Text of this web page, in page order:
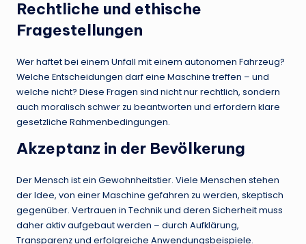
Rechtliche und ethische
Fragestellungen
Wer haftet bei einem Unfall mit einem autonomen Fahrzeug?
Welche Entscheidungen darf eine Maschine treffen – und
welche nicht? Diese Fragen sind nicht nur rechtlich, sondern
auch moralisch schwer zu beantworten und erfordern klare
gesetzliche Rahmenbedingungen.
Akzeptanz in der Bevölkerung
Der Mensch ist ein Gewohnheitstier. Viele Menschen stehen
der Idee, von einer Maschine gefahren zu werden, skeptisch
gegenüber. Vertrauen in Technik und deren Sicherheit muss
daher aktiv aufgebaut werden – durch Aufklärung,
Transparenz und erfolgreiche Anwendungsbeispiele.